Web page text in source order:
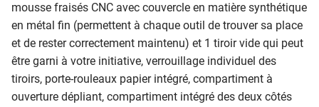
mousse fraisés CNC avec couvercle en matière synthétique
en métal fin (permettent à chaque outil de trouver sa place
et de rester correctement maintenu) et 1 tiroir vide qui peut
être garni à votre initiative, verrouillage individuel des
tiroirs, porte-rouleaux papier intégré, compartiment à
ouverture dépliant, compartiment intégré des deux côtés